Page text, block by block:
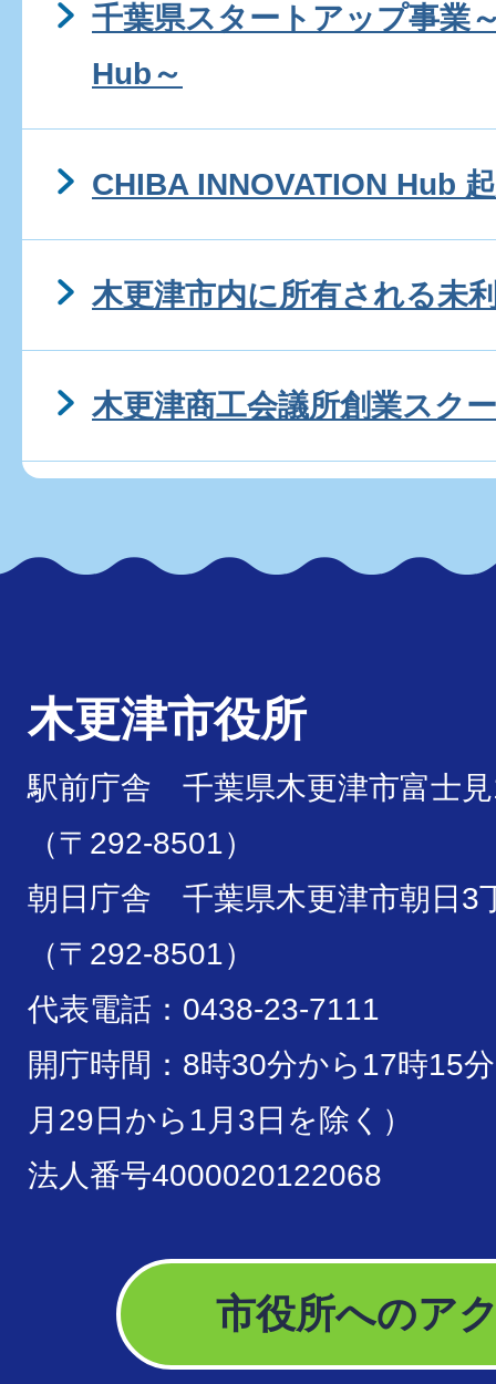
千葉県スタートアップ事業
Hub～
CHIBA INNOVATION Hub
木更津市内に所有される未
木更津商工会議所創業スク
木更津市役所
駅前庁舎 千葉県木更津市富士
（〒292-8501）
朝日庁舎 千葉県木更津市朝日3
（〒292-8501）
代表電話：0438-23-7111
開庁時間：8時30分から17時15
月29日から1月3日を除く）
法人番号4000020122068
市役所へのア